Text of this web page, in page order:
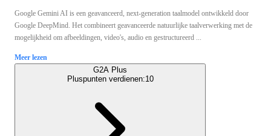
Google Gemini AI is een geavanceerd, next-generation taalmodel ontwikkeld door
Google DeepMind. Het combineert geavanceerde natuurlijke taalverwerking met de
mogelijkheid om afbeeldingen, video's, audio en gestructureerd ...
Meer lezen
G2A Plus
Pluspunten verdienen:10